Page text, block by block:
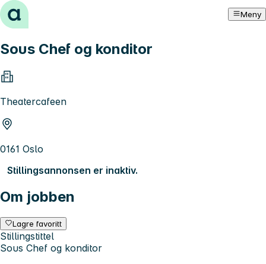
Hopp til innhold Meny
Sous Chef og konditor
Theatercafeen
0161 Oslo
Stillingsannonsen er inaktiv.
Om jobben
Lagre favoritt
Stillingstittel
Sous Chef og konditor